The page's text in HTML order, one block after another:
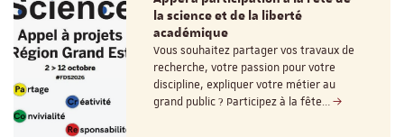
la science et de la liberté
académique
Vous souhaitez partager vos travaux de
recherche, votre passion pour votre
discipline, expliquer votre métier au
grand public ? Participez à la fête…